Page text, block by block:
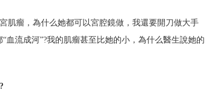
肌瘤，為什么她都可以宮腔鏡做，我還要開刀做大手
血流成河”?我的肌瘤甚至比她的小，為什么醫生說她的